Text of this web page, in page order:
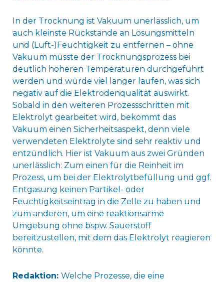
In der Trocknung ist Vakuum unerlässlich, um
auch kleinste Rückstände an Lösungsmitteln
und (Luft-)Feuchtigkeit zu entfernen – ohne
Vakuum müsste der Trocknungsprozess bei
deutlich höheren Temperaturen durchgeführt
werden und würde viel länger laufen, was sich
negativ auf die Elektrodenqualität auswirkt.
Sobald in den weiteren Prozessschritten mit
Elektrolyt gearbeitet wird, bekommt das
Vakuum einen Sicherheitsaspekt, denn viele
verwendeten Elektrolyte sind sehr reaktiv und
entzündlich. Hier ist Vakuum aus zwei Gründen
unerlässlich: Zum einen für die Reinheit im
Prozess, um bei der Elektrolytbefüllung und ggf.
Entgasung keinen Partikel- oder
Feuchtigkeitseintrag in die Zelle zu haben und
zum anderen, um eine reaktionsarme
Umgebung ohne bspw. Sauerstoff
bereitzustellen, mit dem das Elektrolyt reagieren
könnte.
Redaktion: Welche Prozesse, die eine